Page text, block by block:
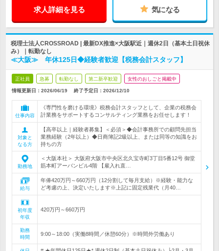
求人詳細を見る 気になる
税理士法人CROSSROAD | 最新DX推進×大阪駅近｜週休2日（基本土日祝休
み）｜転勤なし
≪大阪≫ 年休125日◆経験者歓迎【税務会計スタッフ】
正社員 急募 転勤なし 第二新卒歓迎 女性のおしごと掲載中
情報更新日：2026/06/19 終了予定日： 2026/12/10
仕事内容
《専門性を磨ける環境》税務会計スタッフとして、企業の税務会
計業務をサポートするコンサルティング業務をお任せします！
対象と
なる方
【高卒以上｜経験者募集】＜必須＞◆会計事務所での顧問先担当
業務経験（2年以上）◆日商簿記2級以上、または同等の知識をお
持ちの方
勤務地
＜大阪本社＞ 大阪府大阪市中央区北久宝寺町3丁目5番12号 御堂
筋本町アーバンビル4階 【雇入れ直…
給与
年俸420万円～660万円（12分割して毎月支給）※経験・能力な
ど考慮の上、決定いたします※上記に固定残業代（月40…
初年度
年収
420万円～660万円
勤務
時間
9:00～18:00（実働8時間／休憩60分）※時間外労働あり